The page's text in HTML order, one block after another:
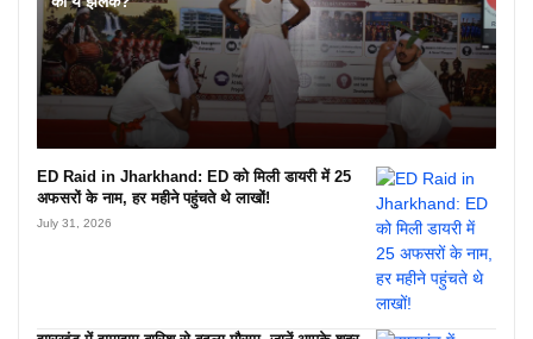
ED Raid in Jharkhand: ED को मिली डायरी में 25
अफसरों के नाम, हर महीने पहुंचते थे लाखों!
July 31, 2026